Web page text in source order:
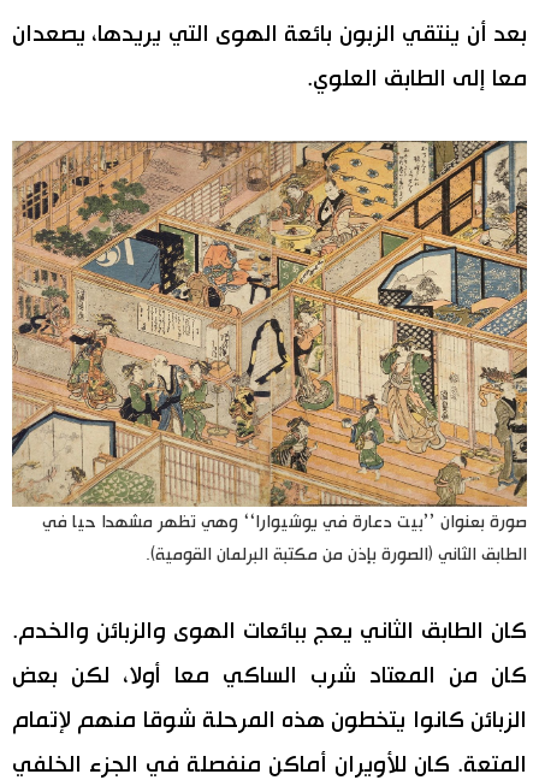
بعد أن ينتقي الزبون بائعة الهوى التي يريدها، يصعدان
معا إلى الطابق العلوي.
صورة بعنوان ’’بيت دعارة في يوشيوارا‘‘ وهي تظهر مشهدا حيا في
الطابق الثاني (الصورة بإذن من مكتبة البرلمان القومية).
كان الطابق الثاني يعج ببائعات الهوى والزبائن والخدم.
كان من المعتاد شرب الساكي معا أولا، لكن بعض
الزبائن كانوا يتخطون هذه المرحلة شوقا منهم لإتمام
المتعة. كان للأويران أماكن منفصلة في الجزء الخلفي